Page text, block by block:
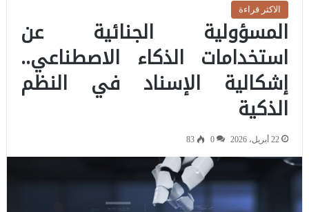
الاكثر قراءة
المسؤولية الجنائية عن
استخدامات الذكاء الاصطناعي..
إشكالية الإسناد في النظم
الذكية
22 أبريل، 2026 0
83